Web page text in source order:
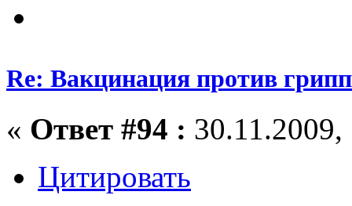
Re: Вакцинация против
« Ответ #94 :
Цитировать